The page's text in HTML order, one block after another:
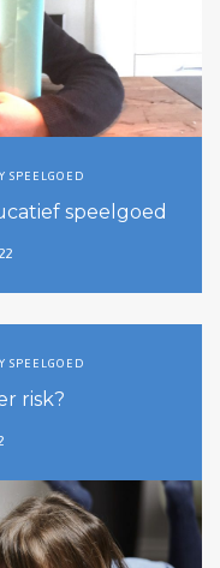
SPEELGOED
speelgoed
SPEELGOED
risk?